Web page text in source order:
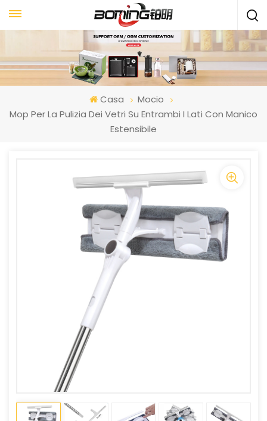
Casa
Mocio
Mop Per La Pulizia Dei Vetri Su Entrambi I Lati Con Manico
Estensibile